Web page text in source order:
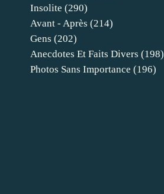
Insolite (290)
Avant - Après (214)
Gens (202)
Anecdotes Et Faits Divers (198)
Photos Sans Importance (196)